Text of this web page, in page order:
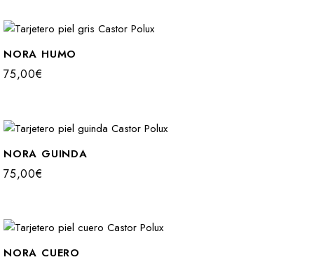
NORA HUMO
75,00€
NORA GUINDA
75,00€
NORA CUERO